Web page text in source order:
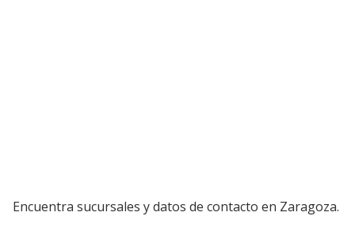
Encuentra sucursales y datos de contacto en Zaragoza.